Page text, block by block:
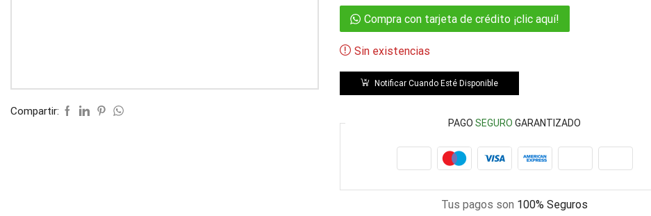
Compartir:
Compra con tarjeta de crédito ¡clic aquí!
Sin existencias
Notificar Cuando Esté Disponible
PAGOSEGURO GARANTIZADO
Tus pagos son 100% Seguros